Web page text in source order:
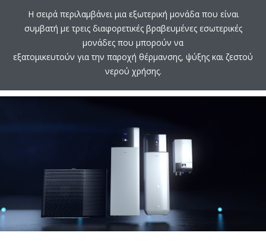
Η σειρά περιλαμβάνει μια εξωτερική μονάδα που είναι
συμβατή με τρεις διαφορετικές βραβευμένες εσωτερικές
μονάδες που μπορούν να
εξατομικευτούν για την παροχή θέρμανσης, ψύξης και ζεστού
νερού χρήσης.